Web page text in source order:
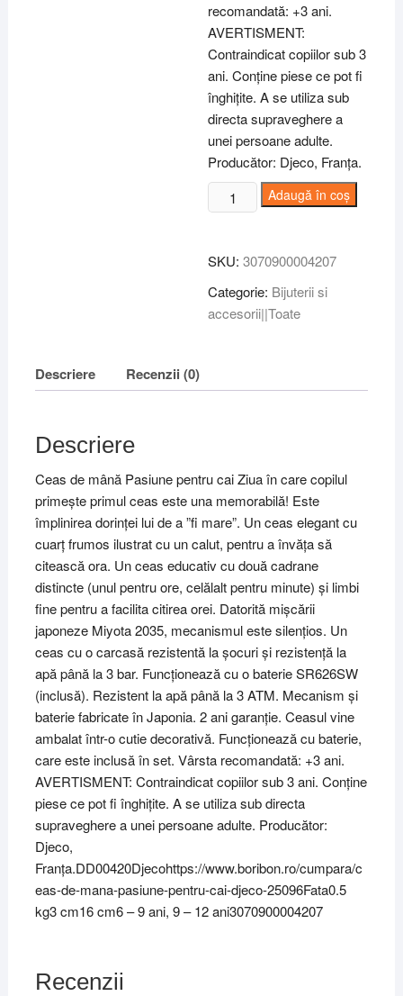
recomandată: +3 ani.
AVERTISMENT:
Contraindicat copiilor sub 3
ani. Conține piese ce pot fi
înghițite. A se utiliza sub
directa supraveghere a
unei persoane adulte.
Producător: Djeco, Franța.
Cantitate
Ceas
mana
pentru
cai,
Adaugă în coș
SKU:3070900004207
Categorie: Bijuterii si
accesorii||Toate
Descriere Recenzii (0)
Descriere
Ceas de mână Pasiune pentru cai Ziua în care copilul
primește primul ceas este una memorabilă! Este
împlinirea dorinței lui de a ”fi mare”. Un ceas elegant cu
cuarț frumos ilustrat cu un calut, pentru a învăța să
citească ora. Un ceas educativ cu două cadrane
distincte (unul pentru ore, celălalt pentru minute) și limbi
fine pentru a facilita citirea orei. Datorită mișcării
japoneze Miyota 2035, mecanismul este silențios. Un
ceas cu o carcasă rezistentă la șocuri și rezistență la
apă până la 3 bar. Funcționează cu o baterie SR626SW
(inclusă). Rezistent la apă până la 3 ATM. Mecanism și
baterie fabricate în Japonia. 2 ani garanție. Ceasul vine
ambalat într-o cutie decorativă. Funcționează cu baterie,
care este inclusă în set. Vârsta recomandată: +3 ani.
AVERTISMENT: Contraindicat copiilor sub 3 ani. Conține
piese ce pot fi înghițite. A se utiliza sub directa
supraveghere a unei persoane adulte. Producător:
Djeco,
Franța.DD00420Djecohttps://www.boribon.ro/cumpara/c
eas-de-mana-pasiune-pentru-cai-djeco-25096Fata0.5
kg3 cm16 cm6 – 9 ani, 9 – 12 ani3070900004207
Recenzii